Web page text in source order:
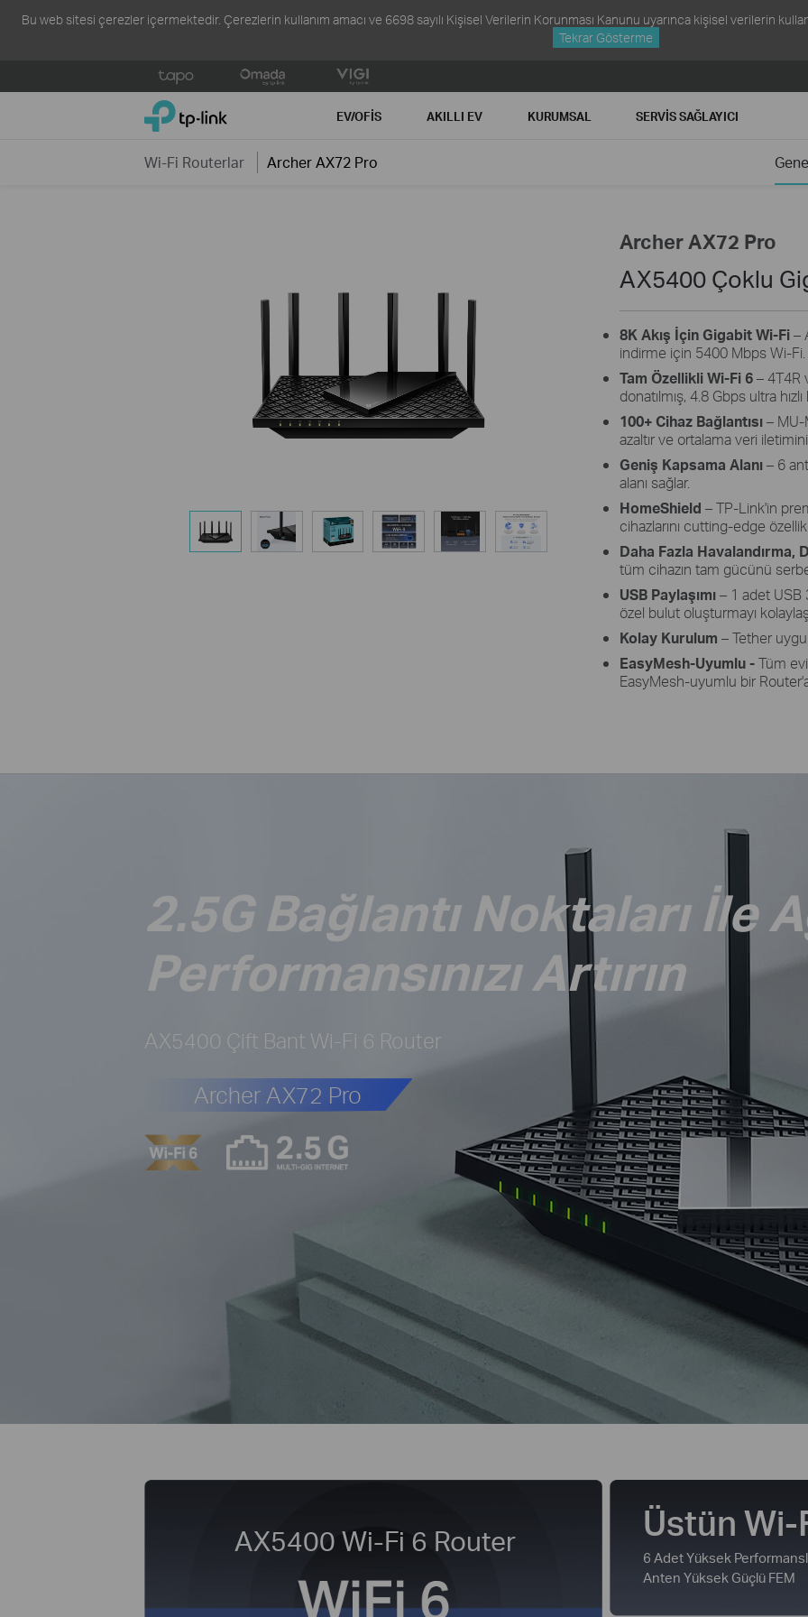
Bu web sitesi çerezler içermektedir. Çerezlerin kullanım amacı ve 6698 sayılı Kişisel Verilerin Korunması Kanunu uyarınca kişisel verilerin
Tekrar Gösterme
to
TP-Link, Reliably Smart EV/OFIS AKILLI EV KURUMSAL SERVIS SAĞLAYICI
Wi-Fi Routerlar Archer AX72 Pro
Archer AX72 Pro
AX5400 Çoklu
8K Akış İçin Gigabit Wi-Fi–
indirme için 5400 Mbps Wi-Fi.
Tam Özellikli Wi-Fi 6– 4T4R
donatılmış, 4.8 Gbps ultra
100+ Cihaz Bağlantısı– MU-
azaltır ve ortalama veri iletimini
Geniş Kapsama Alanı– 6
alanı sağlar.
HomeShield – TP-Link'in
cihazlarını cutting-edge
Daha Fazla Havalandırma,
tüm cihazın tam gücünü
USB Paylaşımı– 1 adet USB
özel bulut oluşturmayı
Kolay Kurulum – Tether
EasyMesh-Uyumlu -Tüm
EasyMesh-uyumlu bir
2.5G Bağlantı Noktaları İle
Performansınızı Artırın
AX5400 Çift Bant Wi-Fi 6 Router
Archer AX72 Pro
AX5400 Wi-Fi 6 Router Üstün Wi-
6 Adet Yüksek
Anten Yüksek Güçlü FEM